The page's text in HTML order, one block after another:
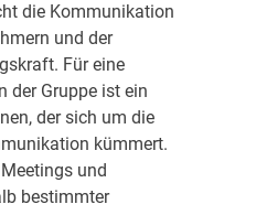
die Kommunikation
und der
Für eine
der Gruppe ist ein
der sich um die
kümmert.
und
bestimmter